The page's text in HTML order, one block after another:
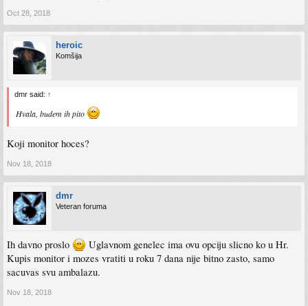
Oct 28, 2018
heroic
Komšija
dmr said: ↑
Hvala, budem ih pito
Koji monitor hoces?
Nov 18, 2018
dmr
Veteran foruma
Ih davno proslo
Uglavnom genelec ima ovu opciju slicno ko u Hr.
Kupis monitor i mozes vratiti u roku 7 dana nije bitno zasto, samo
sacuvas svu ambalazu.
Nov 18, 2018